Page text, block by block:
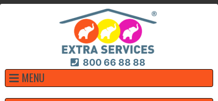
800 66 88 88
MENU